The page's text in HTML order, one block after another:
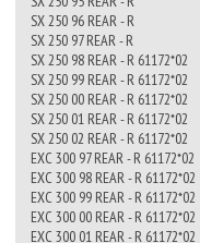
SX 250 96 REAR - R
SX 250 97 REAR - R
SX 250 98 REAR - R 61172*02
SX 250 99 REAR - R 61172*02
SX 250 00 REAR - R 61172*02
SX 250 01 REAR - R 61172*02
SX 250 02 REAR - R 61172*02
EXC 300 97 REAR - R 61172*02
EXC 300 98 REAR - R 61172*02
EXC 300 99 REAR - R 61172*02
EXC 300 00 REAR - R 61172*02
EXC 300 01 REAR - R 61172*02